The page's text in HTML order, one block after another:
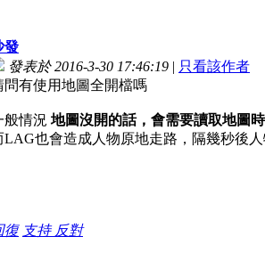
發
發表於 2016-3-30 17:46:19 | 只看該作者
問有使用地圖全開檔嗎
般情況 地圖沒開的話，會需要讀取地圖
LAG也會造成人物原地走路，隔幾秒後
復 支持 反對